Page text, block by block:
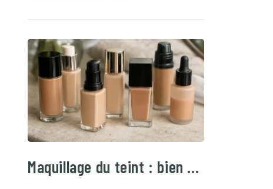
Maquillage du teint : bien …